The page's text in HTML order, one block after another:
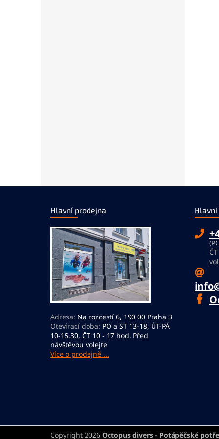
Hlavní prodejna
Adresa: Na rozcestí 6, 190 00 Praha 3
Otevírací doba: PO a ST 13-18, ÚT-PÁ
10-15.30, ČT 10 - 17 hod. Před
návštěvou volejte
Více o prodejně ...
Copyright 2026 Octopus divers - Potápěčské